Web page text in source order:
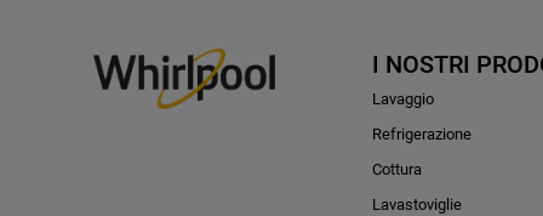
I NOSTRI
Lavaggio
Refrigerazione
Cottura
Lavastoviglie